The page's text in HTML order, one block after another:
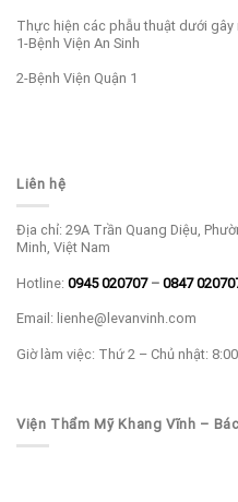
Thực hiện các phẫu thuật dưới gây
1-Bệnh Viện An Sinh
2-Bệnh Viện Quận 1
Liên hệ
Địa chỉ: 29A Trần Quang Diệu,
Minh, Việt Nam
Hotline: 0945 020707– 0847
Email: lienhe@levanvinh.com
Giờ làm việc: Thứ 2 – Chủ nhật:
Viện Thẩm Mỹ Khang Vĩnh –